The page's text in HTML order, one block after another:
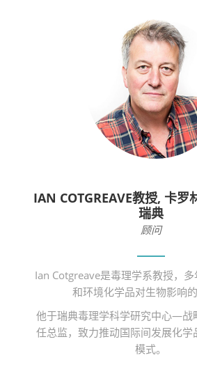
IAN COTGREAVE教授, 卡罗
瑞典
顾问
Ian Cotgreave是毒理学系教授，
和环境化学品对生物影响的
他于瑞典毒理学科学研究中心—战
任总监，致力推动国际间发展化学
模式。